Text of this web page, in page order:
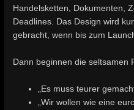
Handelsketten, Dokumenten,
Deadlines. Das Design wird
gebracht, wenn bis zum
Dann beginnen die seltsamen
„Es muss teurer
„Wir wollen wie eine